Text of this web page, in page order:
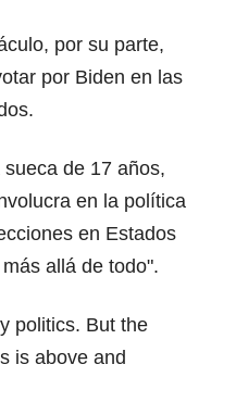
por su parte,
por Biden en las
de 17 años,
en la política
en Estados
allá de todo".
politics. But the
is above and